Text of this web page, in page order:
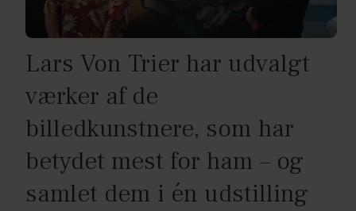
Lars Von Trier har udvalgt
værker af de
billedkunstnere, som har
betydet mest for ham – og
samlet dem i én udstilling